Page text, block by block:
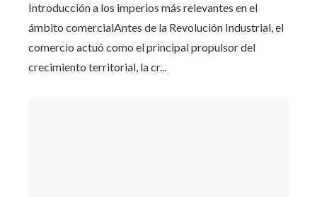
Introducción a los imperios más relevantes en el
ámbito comercialAntes de la Revolución Industrial, el
comercio actuó como el principal propulsor del
crecimiento territorial, la cr...